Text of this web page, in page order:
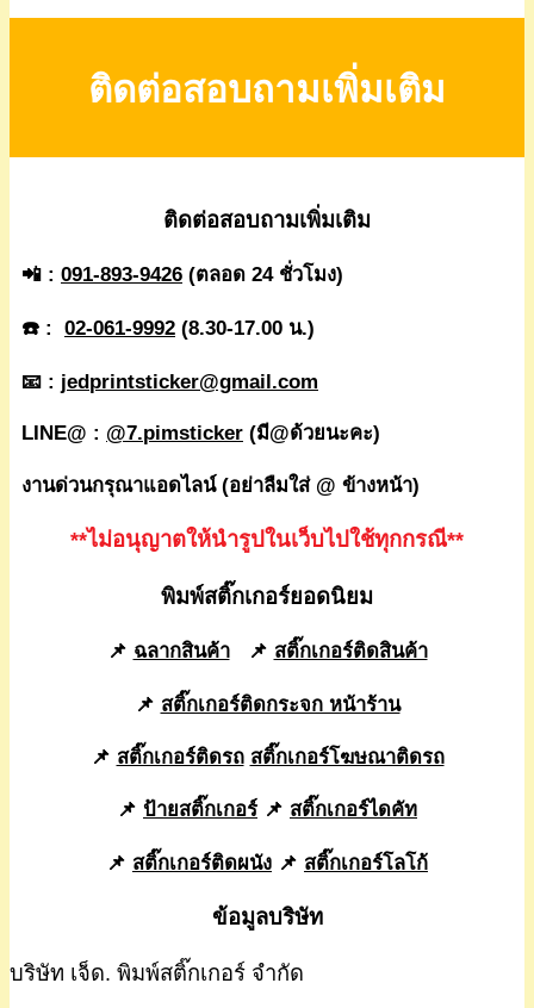
ติดต่อสอบถามเพิ่มเติม
ติดต่อสอบถามเพิ่มเติม
📲 : 091-893-9426 (ตลอด 24 ชั่วโมง)
☎️ : 02-061-9992 (8.30-17.00 น.)
📧 : jedprintsticker@gmail.com
LINE@ : @7.pimsticker (มี@ด้วยนะคะ)
งานด่วนกรุณาแอดไลน์ (อย่าลืมใส่ @ ข้างหน้า)
**ไม่อนุญาตให้นำรูปในเว็บไปใช้ทุกกรณี**
พิมพ์สติ๊กเกอร์ยอดนิยม
📌 ฉลากสินค้า📌 สติ๊กเกอร์ติดสินค้า
📌 สติ๊กเกอร์ติดกระจก หน้าร้าน
📌 สติ๊กเกอร์ติดรถ สติ๊กเกอร์โฆษณาติดรถ
📌 ป้ายสติ๊กเกอร์ 📌 สติ๊กเกอร์ไดคัท
📌 สติ๊กเกอร์ติดผนัง 📌 สติ๊กเกอร์โลโก้
ข้อมูลบริษัท
บริษัท เจ็ด. พิมพ์สติ๊กเกอร์ จำกัด